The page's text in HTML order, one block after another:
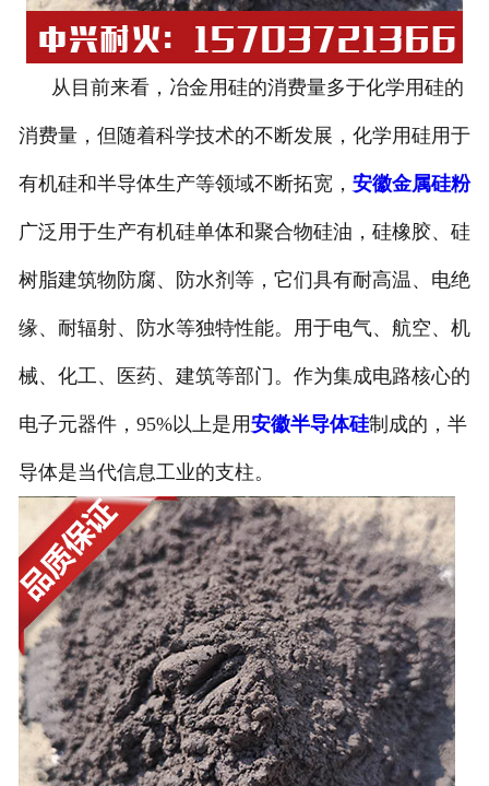
从目前来看，冶金用硅的消费量多于化学用硅的
消费量，但随着科学技术的不断发展，化学用硅用于
有机硅和半导体生产等领域不断拓宽， 安徽金属硅粉
广泛用于生产有机硅单体和聚合物硅油，硅橡胶、硅
树脂建筑物防腐、防水剂等，它们具有耐高温、电绝
缘、耐辐射、防水等独特性能。用于电气、航空、机
械、化工、医药、建筑等部门。作为集成电路核心的
电子元器件，95%以上是用安徽半导体硅制成的，半
导体是当代信息工业的支柱。